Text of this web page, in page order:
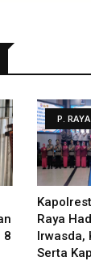
8
P. RAYA
Raya
Irwasda,
Serta